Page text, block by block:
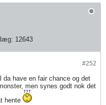
12643
#252
have en fair chance og det
men synes godt nok det
hente